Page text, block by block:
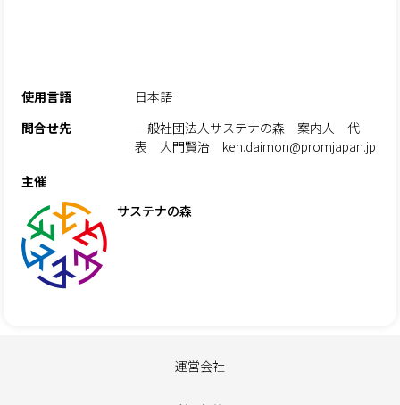
使用言語
日本語
問合せ先
一般社団法人サステナの森 案内人 代
表 大門賢治 ken.daimon@promjapan.jp
主催
サステナの森
運営会社